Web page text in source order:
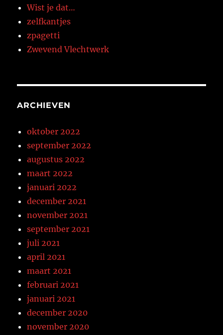
Wist je dat…
zelfkantjes
zpagetti
Zwevend Vlechtwerk
ARCHIEVEN
oktober 2022
september 2022
augustus 2022
maart 2022
januari 2022
december 2021
november 2021
september 2021
juli 2021
april 2021
maart 2021
februari 2021
januari 2021
december 2020
november 2020